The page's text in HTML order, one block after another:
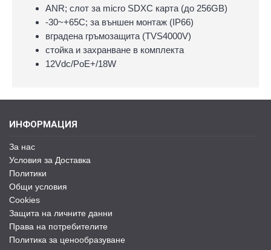
ANR; слот за micro SDXC карта (до 256GB)
-30~+65С; за външен монтаж (IP66)
вградена гръмозащита (TVS4000V)
стойка и захранване в комплекта
12Vdc/PoE+/18W
ИНФОРМАЦИЯ
За нас
Условия за Доставка
Политики
Общи условия
Cookies
Защита на личните данни
Права на потребителите
Политика за ценообразуване